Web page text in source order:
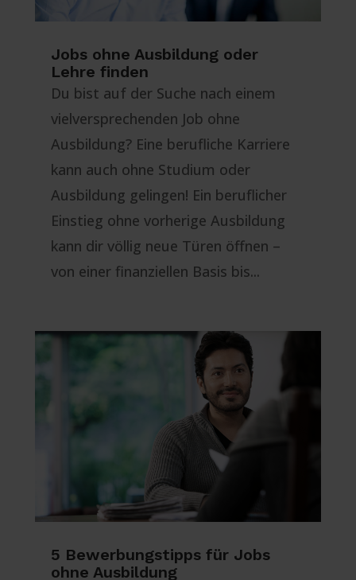
Jobs ohne Ausbildung oder
Lehre finden
Du bist auf der Suche nach einem
vielversprechenden Job ohne
Ausbildung? Eine berufliche Karriere
kann auch ohne Studium oder
Ausbildung gelingen! Ein beruflicher
Einstieg ohne vorherige Ausbildung
kann dir völlig neue Türen öffnen –
von einer finanziellen Basis bis...
5 Bewerbungstipps für Jobs
ohne Ausbildung